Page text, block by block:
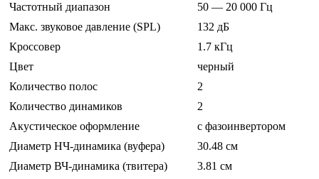
Частотный диапазон
50 — 20 000 Гц
Макс. звуковое давление (SPL)
132 дБ
Кроссовер
1.7 кГц
Цвет
черный
Количество полос
2
Количество динамиков
2
Акустическое оформление
с фазоинвертором
Диаметр НЧ-динамика (вуфера)
30.48 см
Диаметр ВЧ-динамика (твитера)
3.81 см